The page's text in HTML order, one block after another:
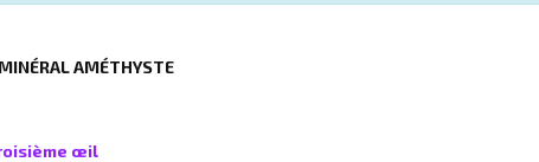
AMÉTHYSTE
œil